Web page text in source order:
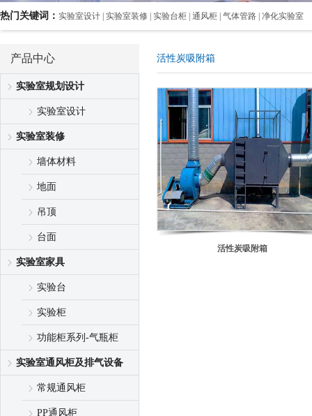
热门关键词： 实验室设计 | 实验室装修 | 实验台柜 | 通风柜 | 气体管路 | 净化实验室
产品中心
实验室规划设计
实验室设计
实验室装修
墙体材料
地面
吊顶
台面
实验室家具
实验台
实验柜
功能柜系列-气瓶柜
实验室通风柜及排气设备
常规通风柜
PP通风柜
活性炭吸附箱
活性炭吸附箱